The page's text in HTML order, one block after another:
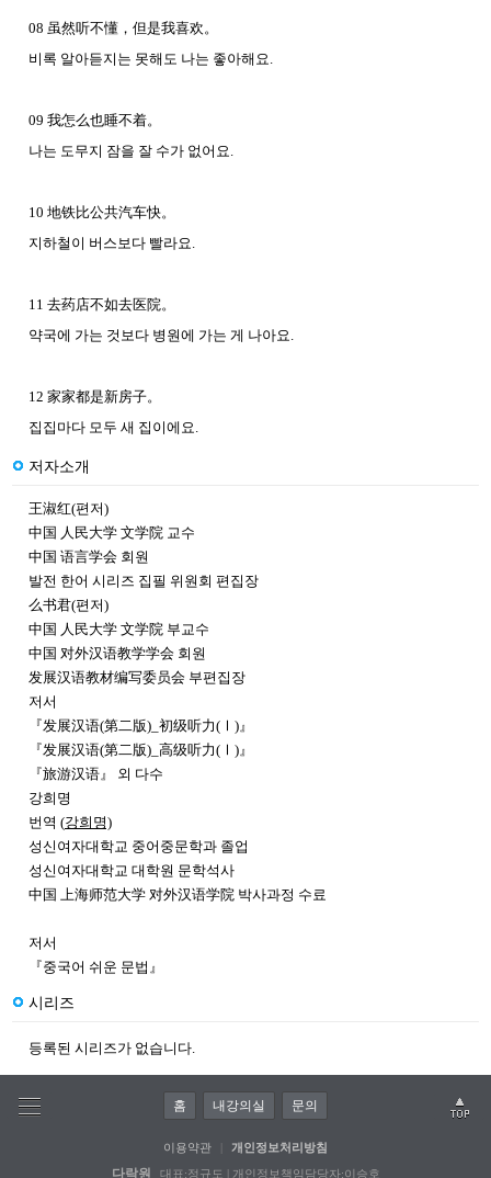
08 虽然听不懂，但是我喜欢。
비록 알아듣지는 못해도 나는 좋아해요.
09 我怎么也睡不着。
나는 도무지 잠을 잘 수가 없어요.
10 地铁比公共汽车快。
지하철이 버스보다 빨라요.
11 去药店不如去医院。
약국에 가는 것보다 병원에 가는 게 나아요.
12 家家都是新房子。
집집마다 모두 새 집이에요.
저자소개
王淑红(편저)
中国 人民大学 文学院 교수
中国 语言学会 회원
발전 한어 시리즈 집필 위원회 편집장
么书君(편저)
中国 人民大学 文学院 부교수
中国 对外汉语教学学会 회원
发展汉语教材编写委员会 부편집장
저서
『发展汉语(第二版)_初级听力(Ⅰ)』
『发展汉语(第二版)_高级听力(Ⅰ)』
『旅游汉语』 외 다수
강희명
번역 (강희명)
성신여자대학교 중어중문학과 졸업
성신여자대학교 대학원 문학석사
中国 上海师范大学 对外汉语学院 박사과정 수료
저서
『중국어 쉬운 문법』
시리즈
등록된 시리즈가 없습니다.
홈 내강의실 문의
이용약관 개인정보처리방침
다락원 대표:정규도 | 개인정보책임담당자:이승호